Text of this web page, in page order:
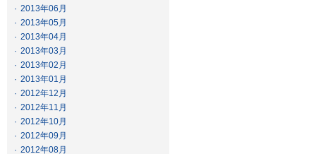
· 2013年06月
· 2013年05月
· 2013年04月
· 2013年03月
· 2013年02月
· 2013年01月
· 2012年12月
· 2012年11月
· 2012年10月
· 2012年09月
· 2012年08月